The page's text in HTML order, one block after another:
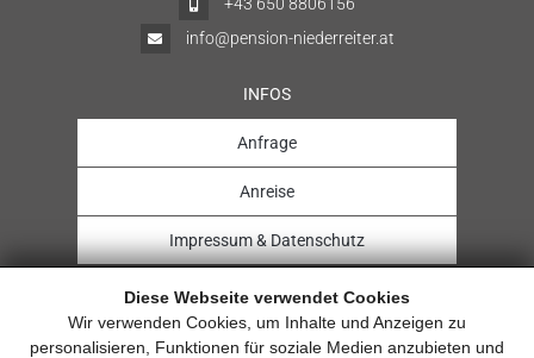
Diese Webseite verwendet Cookies
Wir verwenden Cookies, um Inhalte und Anzeigen zu
personalisieren, Funktionen für soziale Medien anzubieten und
info@pension-niederreiter.at
INFOS
Anfrage
Anreise
Impressum & Datenschutz